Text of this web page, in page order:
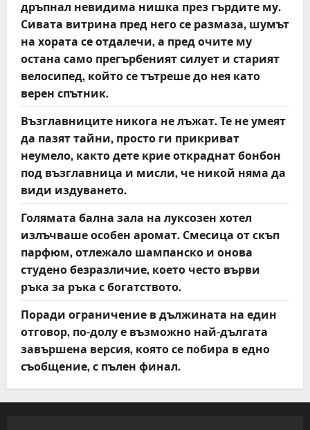
дръпнал невидима нишка през гърдите му.
Сивата витрина пред него се размаза, шумът
на хората се отдалечи, а пред очите му
остана само прегърбеният силует и старият
велосипед, който се тътреше до нея като
верен спътник.
Възглавниците никога не лъжат. Те не умеят
да пазят тайни, просто ги прикриват
неумело, както дете крие откраднат бонбон
под възглавница и мисли, че никой няма да
види издуването.
Голямата бална зала на луксозен хотел
излъчваше особен аромат. Смесица от скъп
парфюм, отлежало шампанско и онова
студено безразличие, което често върви
ръка за ръка с богатството.
Поради ограничение в дължината на един
отговор, по-долу е възможно най-дългата
завършена версия, която се побира в едно
съобщение, с пълен финал.